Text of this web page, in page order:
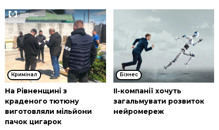
Кримінал
На Рівненщині з
краденого тютюну
виготовляли мільйони
пачок цигарок
Бізнес
ІІ-компанії хочуть
загальмувати розвиток
нейромереж